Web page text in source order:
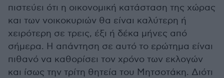
πιστεύει ότι η οικονομική κατάσταση της χώρας
και των νοικοκυριών θα είναι καλύτερη ή
χειρότερη σε τρεις, έξι ή δέκα μήνες από
σήμερα. Η απάντηση σε αυτό το ερώτημα είναι
πιθανό να καθορίσει τον χρόνο των εκλογών
και ίσως την τρίτη θητεία του Μητσοτάκη. Διότι